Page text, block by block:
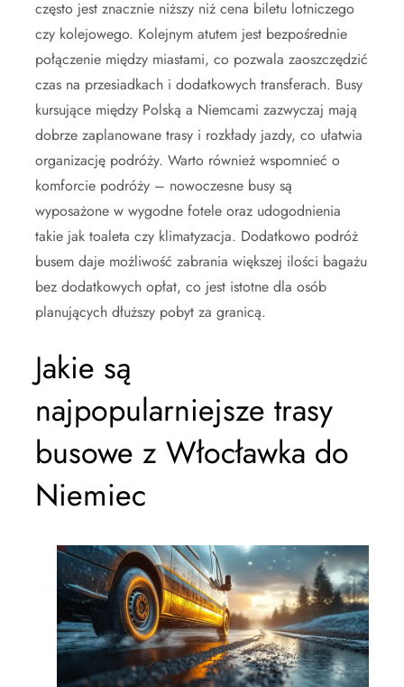
często jest znacznie niższy niż cena biletu lotniczego
czy kolejowego. Kolejnym atutem jest bezpośrednie
połączenie między miastami, co pozwala zaoszczędzić
czas na przesiadkach i dodatkowych transferach. Busy
kursujące między Polską a Niemcami zazwyczaj mają
dobrze zaplanowane trasy i rozkłady jazdy, co ułatwia
organizację podróży. Warto również wspomnieć o
komforcie podróży – nowoczesne busy są
wyposażone w wygodne fotele oraz udogodnienia
takie jak toaleta czy klimatyzacja. Dodatkowo podróż
busem daje możliwość zabrania większej ilości bagażu
bez dodatkowych opłat, co jest istotne dla osób
planujących dłuższy pobyt za granicą.
Jakie są
najpopularniejsze trasy
busowe z Włocławka do
Niemiec